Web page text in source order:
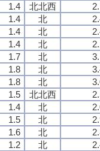
1.4 北北西
1.4 北
1.4 北
1.4 北
1.7 北
1.8 北
1.8 北
1.5 北北西
1.4 北
1.5 北
1.6 北
1.2 北